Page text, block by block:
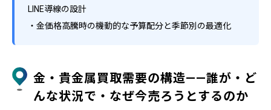
LINE導線の設計
・金価格高騰時の機動的な予算配分と季節別の最適化
金・貴金属買取需要の構造——誰が・ど
んな状況で・なぜ今売ろうとするのか